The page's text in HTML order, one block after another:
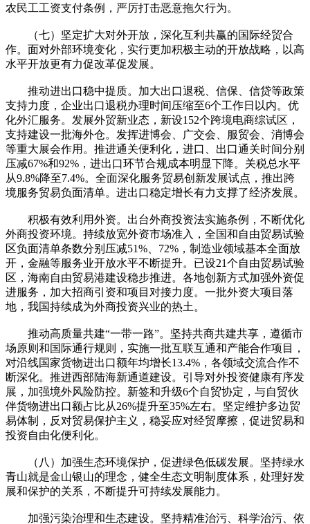
农民工工资支付条例，严厉打击恶意拖欠行为。
（七）坚定扩大对外开放，深化互利共赢的国际经贸合
作。面对外部环境变化，实行更加积极主动的开放战略，以高
水平开放更有力促改革促发展。
推动进出口稳中提质。加大出口退税、信保、信贷等政策
支持力度，企业出口退税办理时间压缩至6个工作日以内。优
化外汇服务。发展外贸新业态，新设152个跨境电商综试区，
支持建设一批海外仓。发挥进博会、广交会、服贸会、消博会
等重大展会作用。推进通关便利化，进口、出口通关时间分别
压减67%和92%，进出口环节合规成本明显下降。关税总水平
从9.8%降至7.4%。全面深化服务贸易创新发展试点，推出跨
境服务贸易负面清单。进出口稳定增长有力支撑了经济发展。
积极有效利用外资。出台外商投资法实施条例，不断优化
外商投资环境。持续放宽外资市场准入，全国和自由贸易试验
区负面清单条数分别压减51%、72%，制造业领域基本全面放
开，金融等服务业开放水平不断提升。已设21个自由贸易试验
区，海南自由贸易港建设稳步推进。各地创新方式加强外资促
进服务，加大招商引资和项目对接力度。一批外资大项目落
地，我国持续成为外商投资兴业的热土。
推动高质量共建“一带一路”。坚持共商共建共享，遵循市
场原则和国际通行规则，实施一批互联互通和产能合作项目，
对沿线国家货物进出口额年均增长13.4%，各领域交流合作不
断深化。推进西部陆海新通道建设。引导对外投资健康有序发
展，加强境外风险防控。新签和升级6个自贸协定，与自贸伙
伴货物进出口额占比从26%提升至35%左右。坚定维护多边贸
易体制，反对贸易保护主义，稳妥应对经贸摩擦，促进贸易和
投资自由化便利化。
（八）加强生态环境保护，促进绿色低碳发展。坚持绿水
青山就是金山银山的理念，健全生态文明制度体系，处理好发
展和保护的关系，不断提升可持续发展能力。
加强污染治理和生态建设。坚持精准治污、科学治污、依